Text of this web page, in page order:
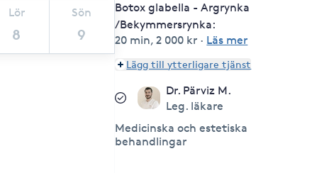
Lör
8
Sön
9
Botox glabella - Argrynka
/Bekymmersrynka:
20 min,2 000 kr · Läs mer
Lägg till ytterligare tjänst
Dr. Pärviz M.
Leg. läkare
Medicinska och estetiska
behandlingar